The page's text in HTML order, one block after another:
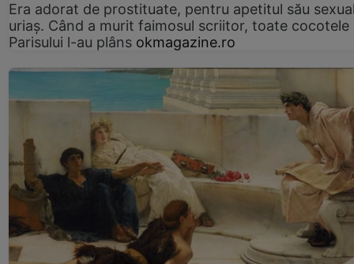
Era adorat de prostituate, pentru apetitul său
uriaș. Când a murit faimosul scriitor, toate cocotele
Parisului l-au plâns okmagazine.ro